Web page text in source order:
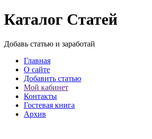
Каталог Статей
Добавь статью и заработай
Главная
О сайте
Добавить статью
Мой кабинет
Контакты
Гостевая книга
Архив